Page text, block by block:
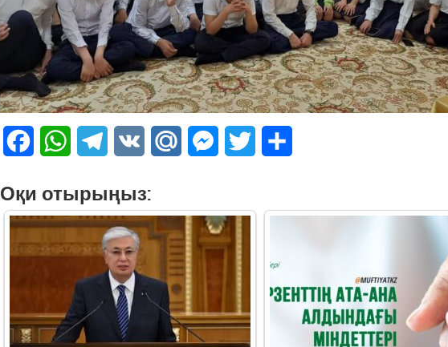
FacebookWhatsAppTelegram
VK Mail.Ru Messenger
Twitter
Оқи отырыңыз: